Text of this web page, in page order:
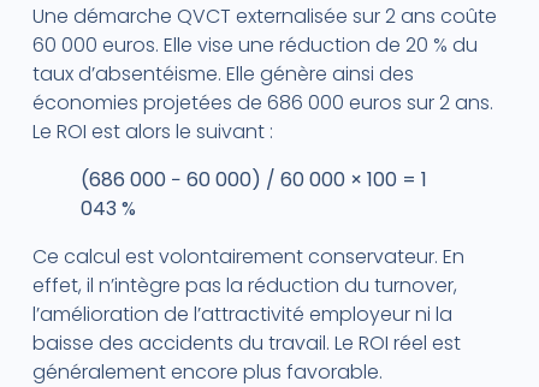
Une démarche QVCT externalisée sur 2 ans coûte
60 000 euros. Elle vise une réduction de 20 % du
taux d’absentéisme. Elle génère ainsi des
économies projetées de 686 000 euros sur 2 ans.
Le ROI est alors le suivant :
(686 000 − 60 000) / 60 000 × 100 = 1
043 %
Ce calcul est volontairement conservateur. En
effet, il n’intègre pas la réduction du turnover,
l’amélioration de l’attractivité employeur ni la
baisse des accidents du travail. Le ROI réel est
généralement encore plus favorable.